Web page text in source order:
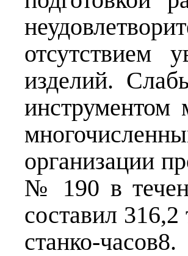
отсутствием
изделий.
инструментом
организации
№ 190 в
составил
станко-часов8.